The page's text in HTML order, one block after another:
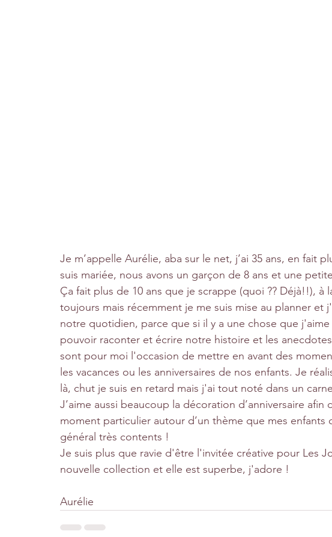
Je m’appelle Aurélie, aba sur le net, j’ai 35 ans, en fait
suis mariée, nous avons un garçon de 8 ans et une
Ça fait plus de 10 ans que je scrappe (quoi ?? Déjà!!), à
toujours mais récemment je me suis mise au planner
notre quotidien, parce que si il y a une chose que
pouvoir raconter et écrire notre histoire et les
sont pour moi l'occasion de mettre en avant des
les vacances ou les anniversaires de nos enfants. Je
là, chut je suis en retard mais j'ai tout noté dans un
J’aime aussi beaucoup la décoration d’anniversaire
moment particulier autour d’un thème que mes enfants
général très contents !
Je suis plus que ravie d'être l'invitée créative pour Les
nouvelle collection et elle est superbe, j'adore !
Aurélie